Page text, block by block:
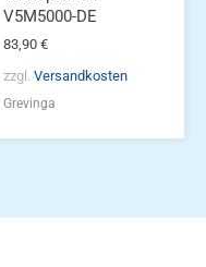
V5M5000-DE
83,90 €
zzgl. Versandkosten
Grevinga